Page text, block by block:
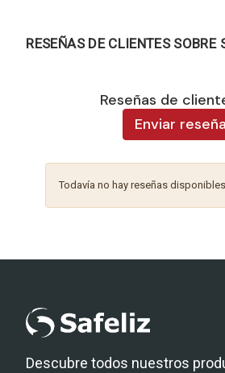
RESEÑAS DE CLIENTES SOBRE
Reseñas de
Enviar reseña
Todavía no hay reseñas
Descubre todos nuestros